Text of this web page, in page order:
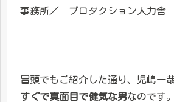
事務所／ プロダクション人力舎
冒頭でもご紹介した通り、児嶋一
すぐで真面目で健気な男なのです。